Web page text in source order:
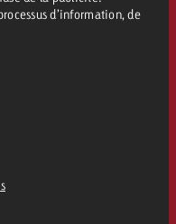
d’information, de